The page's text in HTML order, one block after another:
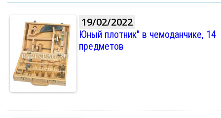
19/02/2022
Юный плотник" в чемоданчике, 14
предметов